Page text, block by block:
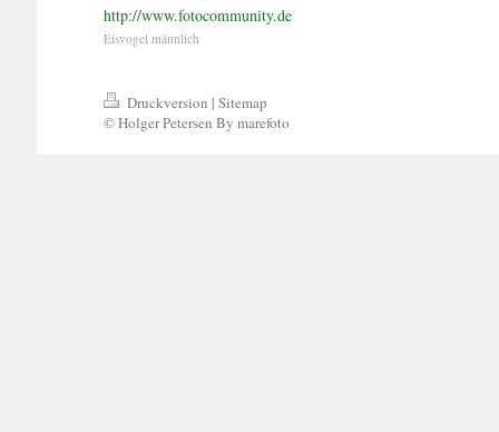
http://www.fotocommunity.de
Eisvogel männlich
Druckversion | Sitemap
© Holger Petersen By marefoto